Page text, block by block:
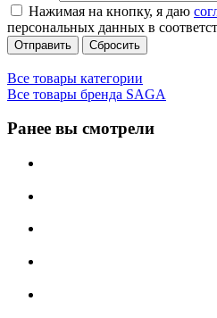
Нажимая на кнопку, я даю
персональных данных в
Сбросить
Все товары категории
Все товары бренда SAGA
Ранее вы смотрели